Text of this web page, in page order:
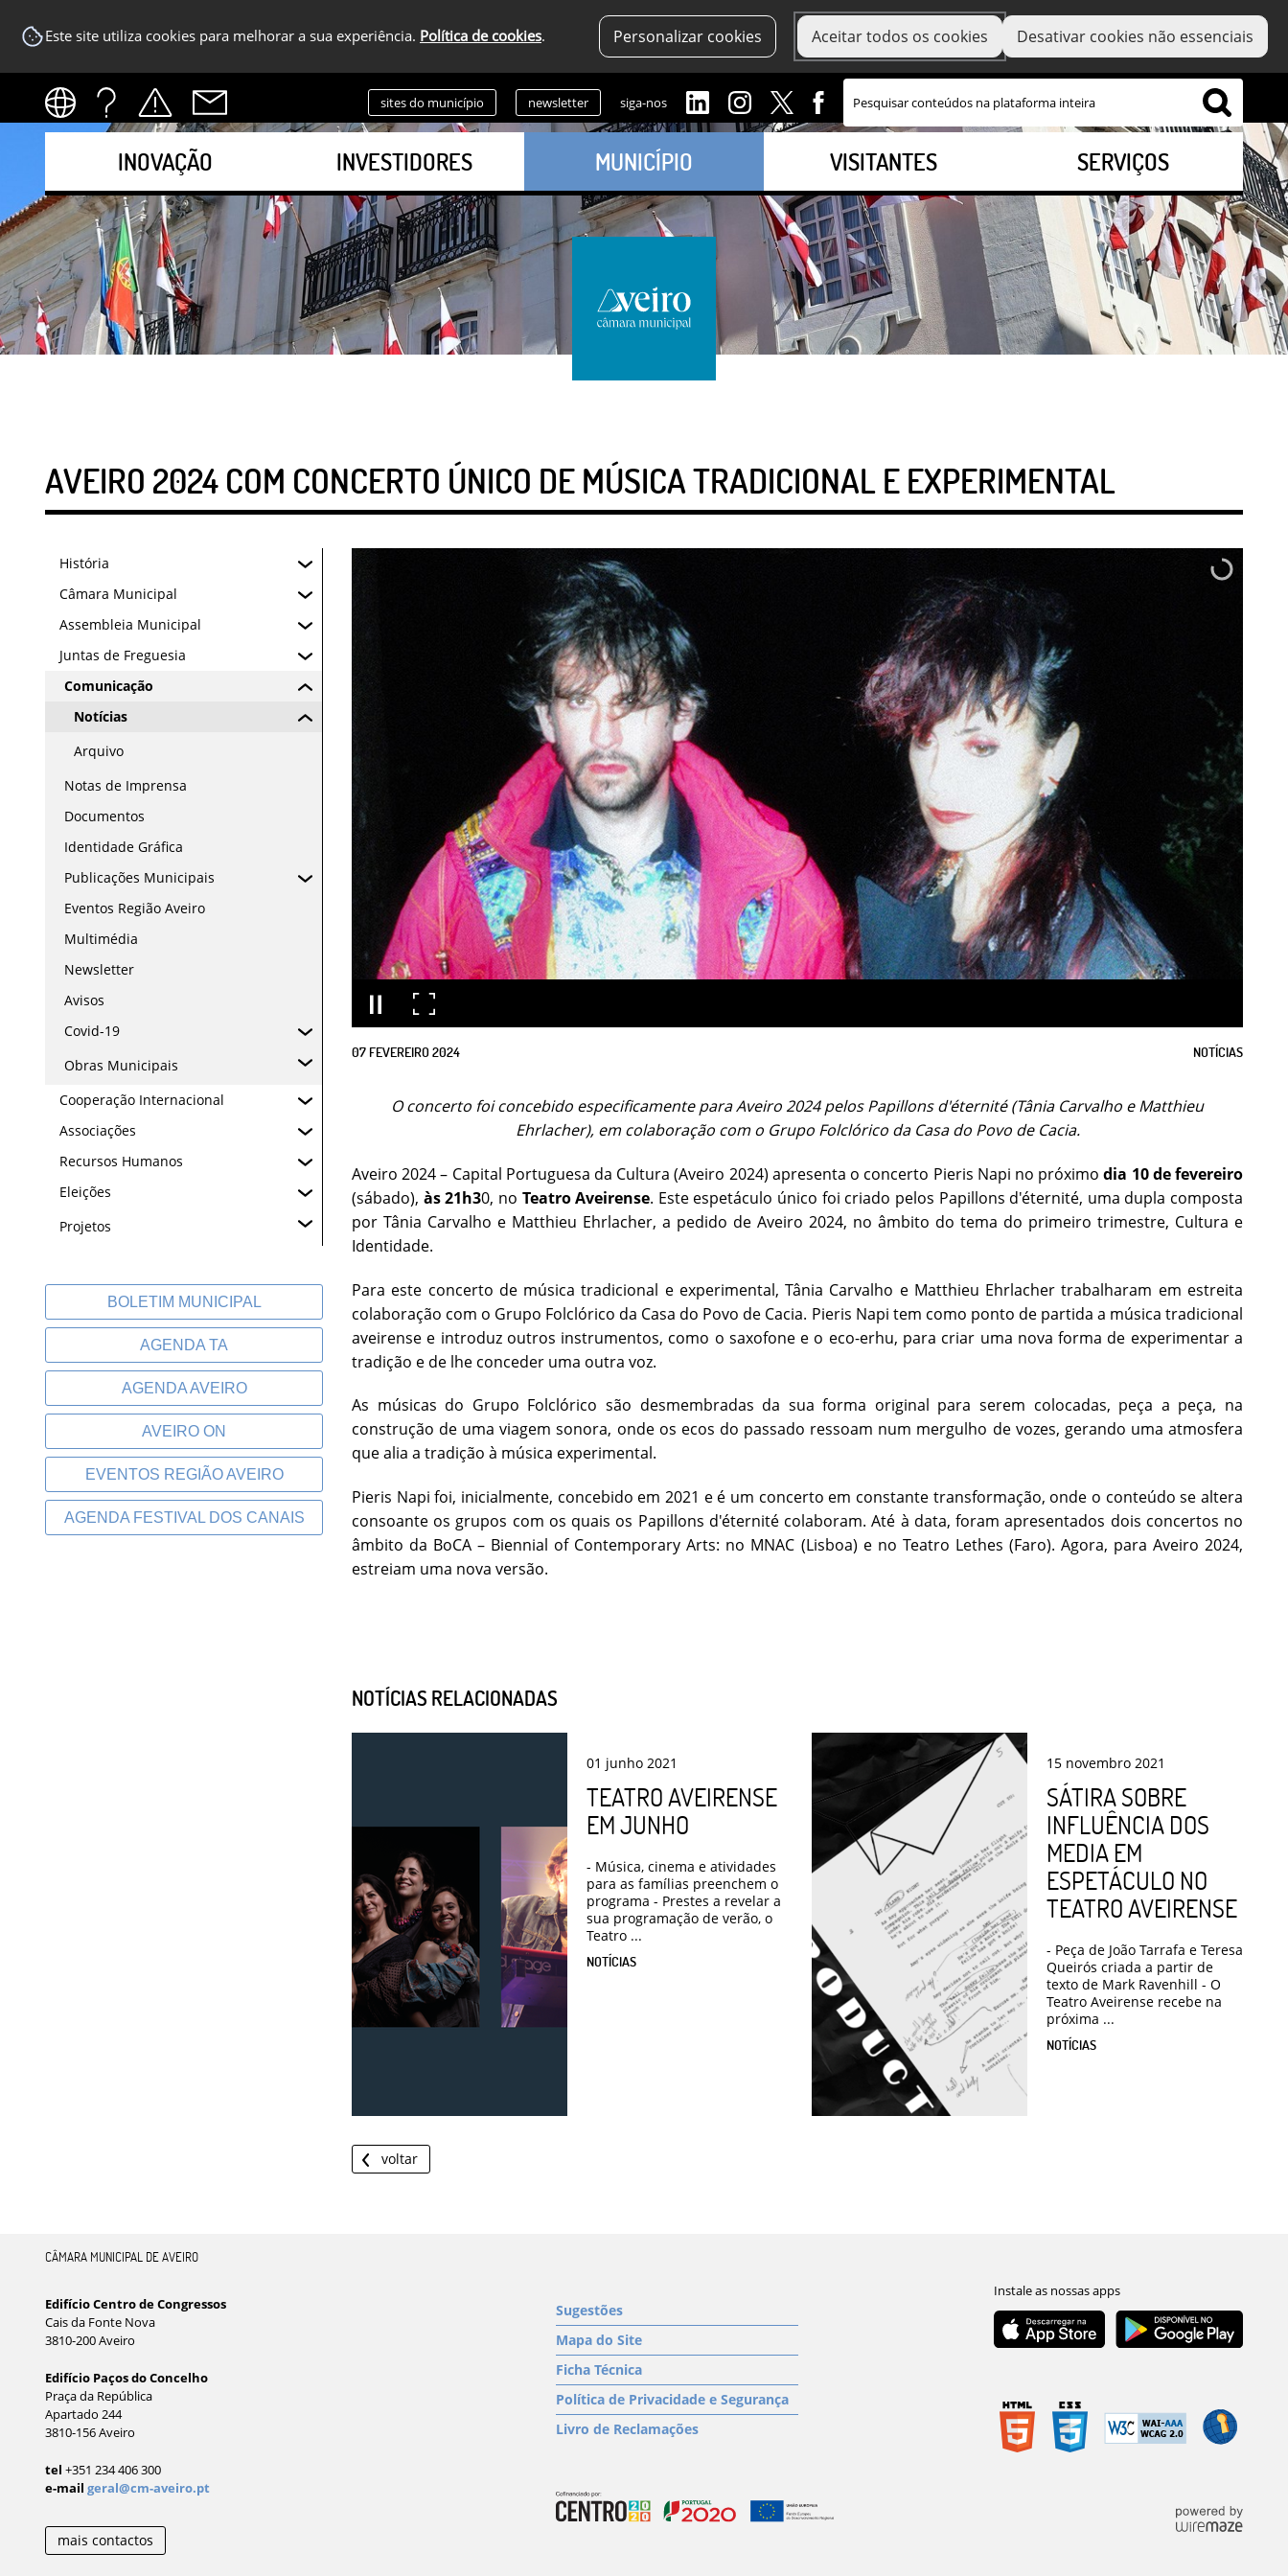
Este site utiliza cookies para melhorar a sua experiência. Política de cookies. Personalizar cookies Aceitar todos os cookies Desativar cookies não essenciais
sites do município newsletter siga-nos
INOVAÇÃO INVESTIDORES MUNICÍPIO VISITANTES SERVIÇOS
AVEIRO 2024 COM CONCERTO ÚNICO DE MÚSICA TRADICIONAL E EXPERIMENTAL
História
Câmara Municipal
Assembleia Municipal
Juntas de Freguesia
Comunicação
Notícias
Arquivo
Notas de Imprensa
Documentos
Identidade Gráfica
Publicações Municipais
Eventos Região Aveiro
Multimédia
Newsletter
Avisos
Covid-19
Obras Municipais
Cooperação Internacional
Associações
Recursos Humanos
Eleições
Projetos
BOLETIM MUNICIPAL
AGENDA TA
AGENDA AVEIRO
AVEIRO ON
EVENTOS REGIÃO AVEIRO
AGENDA FESTIVAL DOS CANAIS
07 FEVEREIRO2024 NOTÍCIAS
O concerto foi concebido especificamente para Aveiro 2024 pelos Papillons d'éternité (Tânia Carvalho e Matthieu
Ehrlacher), em colaboração com o Grupo Folclórico da Casa do Povo de Cacia.
Aveiro 2024 – Capital Portuguesa da Cultura (Aveiro 2024) apresenta o concerto Pieris Napi no próximodia 10 de fevereiro
(sábado), às 21h30, no Teatro Aveirense. Este espetáculo único foi criado pelos Papillons d'éternité, uma dupla composta
por Tânia Carvalho e Matthieu Ehrlacher, a pedido de Aveiro 2024, no âmbito do tema do primeiro trimestre, Cultura e
Identidade.
Para este concerto de música tradicional e experimental, Tânia Carvalho e Matthieu Ehrlacher trabalharam em estreita
colaboração com o Grupo Folclórico da Casa do Povo de Cacia. Pieris Napi tem como ponto de partida a música tradicional
aveirense e introduz outros instrumentos, como o saxofone e o eco-erhu, para criar uma nova forma de experimentar a
tradição e de lhe conceder uma outra voz.
As músicas do Grupo Folclórico são desmembradas da sua forma original para serem colocadas, peça a peça, na
construção de uma viagem sonora, onde os ecos do passado ressoam num mergulho de vozes, gerando uma atmosfera
que alia a tradição à música experimental.
Pieris Napi foi, inicialmente, concebido em 2021 e é um concerto em constante transformação, onde o conteúdo se altera
consoante os grupos com os quais os Papillons d'éternité colaboram. Até à data, foram apresentados dois concertos no
âmbito da BoCA – Biennial of Contemporary Arts: no MNAC (Lisboa) e no Teatro Lethes (Faro). Agora, para Aveiro 2024,
estreiam uma nova versão.
NOTÍCIAS RELACIONADAS
01 junho 2021
TEATRO AVEIRENSE
EM JUNHO
- Música, cinema e atividades
para as famílias preenchem o
programa - Prestes a revelar a
sua programação de verão, o
Teatro ...
NOTÍCIAS
15 novembro 2021
SÁTIRA SOBRE
INFLUÊNCIA DOS
MEDIA EM
ESPETÁCULO NO
TEATRO AVEIRENSE
- Peça de João Tarrafa e Teresa
Queirós criada a partir de
texto de Mark Ravenhill - O
Teatro Aveirense recebe na
próxima ...
NOTÍCIAS
voltar
CÂMARA MUNICIPAL DE AVEIRO
Edifício Centro de Congressos
Cais da Fonte Nova
3810-200 Aveiro
Edifício Paços do Concelho
Praça da República
Apartado 244
3810-156 Aveiro
tel +351 234 406 300
e-mail geral@cm-aveiro.pt
mais contactos
Sugestões
Mapa do Site
Ficha Técnica
Política de Privacidade e Segurança
Livro de Reclamações